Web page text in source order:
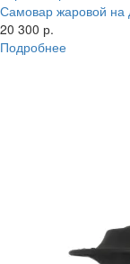
Самовар жаровой на
20 300 р.
Подробнее